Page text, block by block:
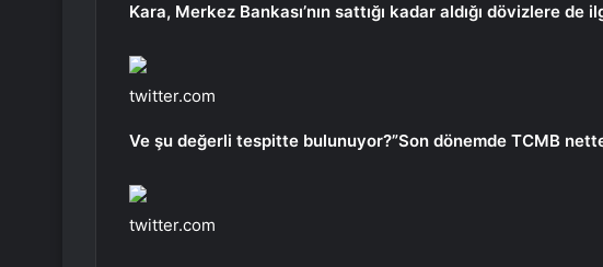
Kara, Merkez Bankası’nın sattığı kadar aldığı dövizlere de
twitter.com
Ve şu değerli tespitte bulunuyor?”Son dönemde TCMB
twitter.com